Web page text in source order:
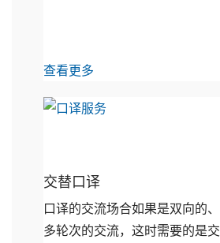
查看更多
交替口译
口译的交流场合如果是双向的、
多轮次的交流，这时需要的是交